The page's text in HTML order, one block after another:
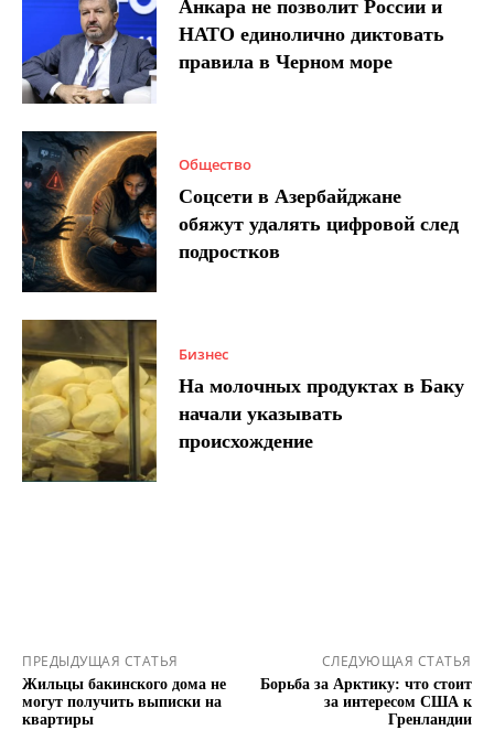
Анкара не позволит России и
НАТО единолично диктовать
правила в Черном море
Общество
Соцсети в Азербайджане
обяжут удалять цифровой след
подростков
Бизнес
На молочных продуктах в Баку
начали указывать
происхождение
ПРЕДЫДУЩАЯ СТАТЬЯ
Жильцы бакинского дома не
могут получить выписки на
квартиры
СЛЕДУЮЩАЯ СТАТЬЯ
Борьба за Арктику: что стоит
за интересом США к
Гренландии